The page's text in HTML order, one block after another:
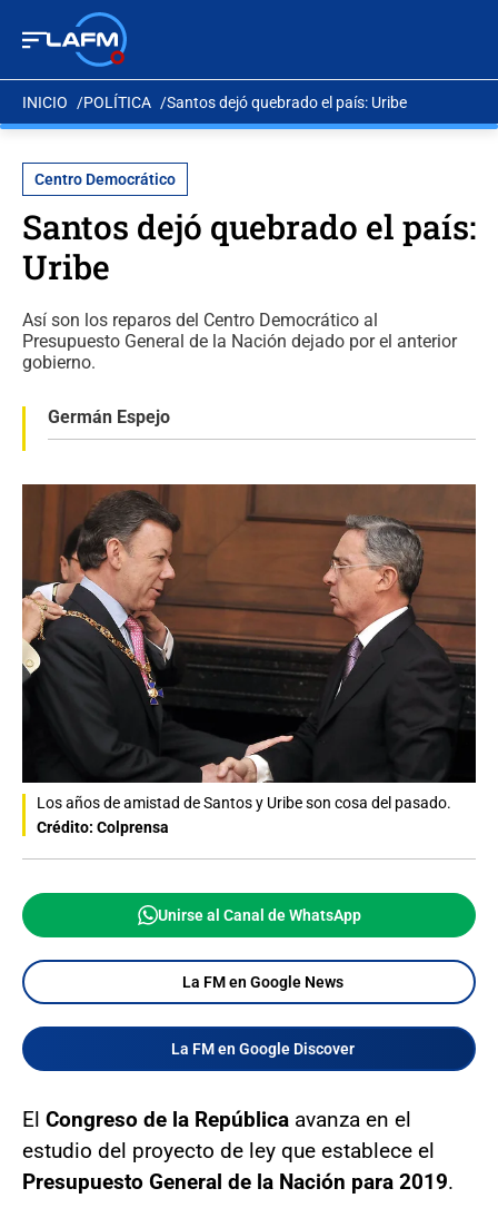
INICIO POLÍTICA Santos dejó quebrado el país: Uribe
Centro Democrático
Santos dejó quebrado el país:
Uribe
Así son los reparos del Centro Democrático al
Presupuesto General de la Nación dejado por el anterior
gobierno.
Germán Espejo
Los años de amistad de Santos y Uribe son cosa del pasado.
Crédito: Colprensa
Unirse al Canal de WhatsApp
La FM en Google News
La FM en Google Discover
El Congreso de la República avanza en el
estudio del proyecto de ley que establece el
Presupuesto General de la Nación para 2019.